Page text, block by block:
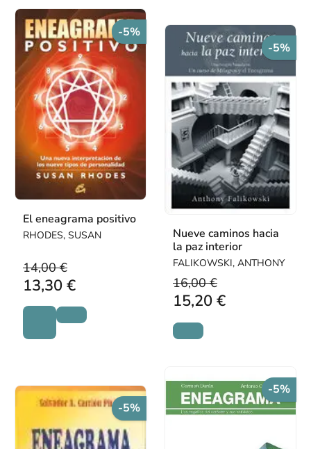
-5%
El eneagrama positivo
RHODES, SUSAN
14,00 €
13,30 €
-5%
Nueve caminos hacia
la paz interior
FALIKOWSKI, ANTHONY
16,00 €
15,20 €
-5%
-5%